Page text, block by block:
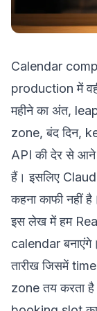
Calendar
production में
महीने का अंत,
zone, बंद दिन,
API की देर से
हैं। इसलिए
कहना काफी नहीं है।
इस लेख में हम
calendar
तारीख जिसमें
zone तय करता